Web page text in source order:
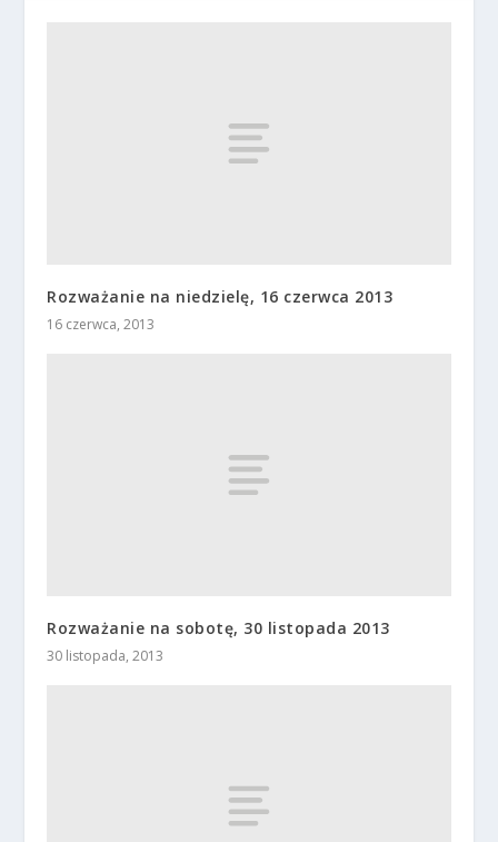
Rozważanie na niedzielę, 16 czerwca 2013
16 czerwca, 2013
Rozważanie na sobotę, 30 listopada 2013
30 listopada, 2013